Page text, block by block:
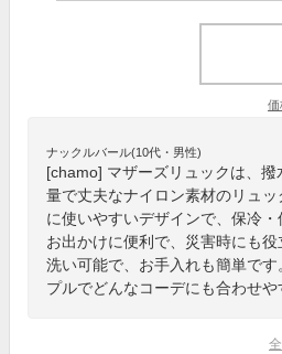
価
ナックルバール(10代・男性)
[chamo] マザーズリュックは、
量で丈夫なナイロン素材のリュ
に使いやすいデザインで、保冷
お出かけに便利で、災害時にも
洗い可能で、お手入れも簡単で
プルでどんなコーデにも合わせや